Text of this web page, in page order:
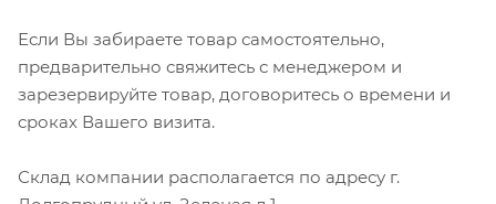
Если Вы забираете товар самостоятельно,
предварительно свяжитесь с менеджером и
зарезервируйте товар, договоритесь о времени и
сроках Вашего визита.
Склад компании располагается по адресу г.